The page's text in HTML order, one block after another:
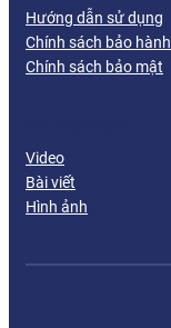
Hướng dẫn sử dụng
Chính sách bảo hành
Chính sách bảo mật
Video
Bài viết
Hình ảnh